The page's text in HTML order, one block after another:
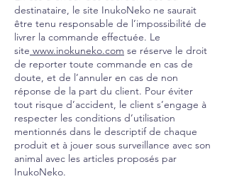
destinataire, le site InukoNeko ne saurait
être tenu responsable de l’impossibilité de
livrer la commande effectuée. Le
site www.inokuneko.com se réserve le droit
de reporter toute commande en cas de
doute, et de l’annuler en cas de non
réponse de la part du client. Pour éviter
tout risque d’accident, le client s’engage à
respecter les conditions d’utilisation
mentionnés dans le descriptif de chaque
produit et à jouer sous surveillance avec son
animal avec les articles proposés par
InukoNeko.